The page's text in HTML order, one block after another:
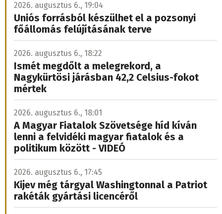
2026. augusztus 6., 19:04
Uniós forrásból készülhet el a pozsonyi
főállomás felújításának terve
2026. augusztus 6., 18:22
Ismét megdőlt a melegrekord, a
Nagykürtösi járásban 42,2 Celsius-fokot
mértek
2026. augusztus 6., 18:01
A Magyar Fiatalok Szövetsége híd kíván
lenni a felvidéki magyar fiatalok és a
politikum között - VIDEÓ
2026. augusztus 6., 17:45
Kijev még tárgyal Washingtonnal a Patriot
rakéták gyártási licencéről